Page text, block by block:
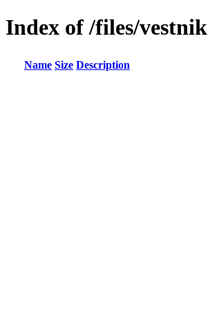
Index of /files/vestnik
Name Size Description